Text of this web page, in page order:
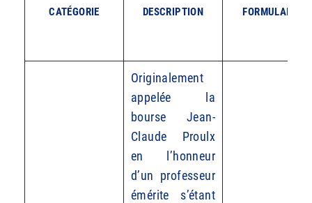
CATÉGORIE DESCRIPTION FORMULAIRE
Originalement
appelée la
bourse Jean-
Claude Proulx
en l’honneur
d’un professeur
émérite s’étant